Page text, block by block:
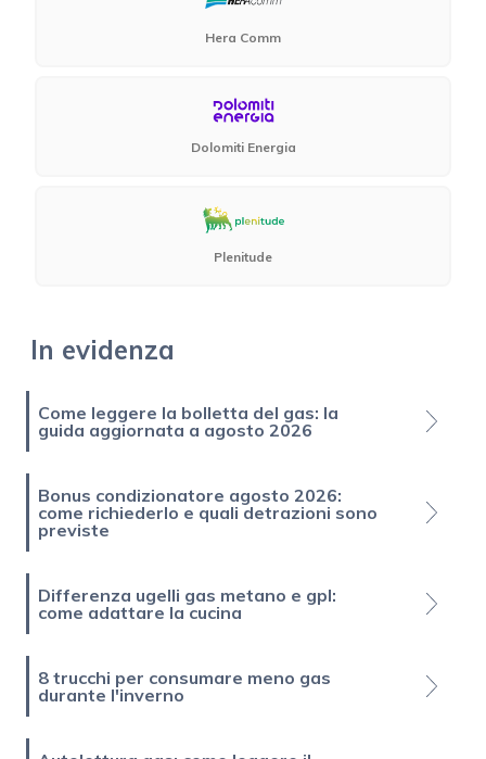
Hera Comm
Dolomiti Energia
Plenitude
In evidenza
Come leggere la bolletta del gas: la
guida aggiornata a agosto 2026
Bonus condizionatore agosto 2026:
come richiederlo e quali detrazioni sono
previste
Differenza ugelli gas metano e gpl:
come adattare la cucina
8 trucchi per consumare meno gas
durante l'inverno